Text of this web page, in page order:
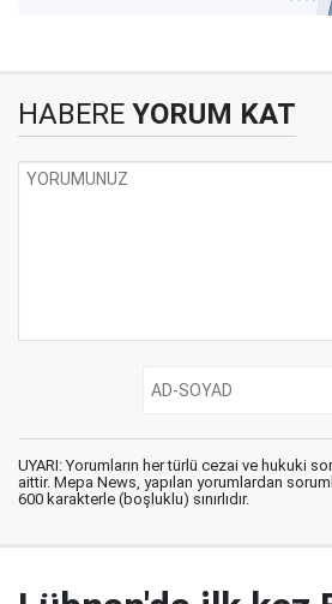
HABERE YORUM KAT
UYARI: Yorumların her türlü cezai ve hukuki
aittir. Mepa News, yapılan yorumlardan
600 karakterle (boşluklu) sınırlıdır.